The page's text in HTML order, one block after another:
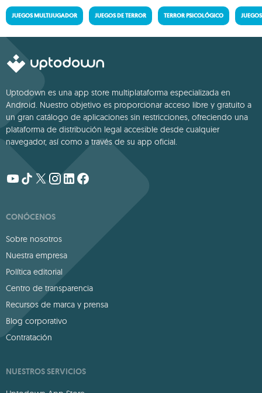
JUEGOS MULTIJUGADOR JUEGOS DE TERROR TERROR PSICOLÓGICO
Uptodown es una app store multiplataforma especializada en
Android. Nuestro objetivo es proporcionar acceso libre y gratuito a
un gran catálogo de aplicaciones sin restricciones, ofreciendo una
plataforma de distribución legal accesible desde cualquier
navegador, así como a través de su app oficial.
CONÓCENOS
Sobre nosotros
Nuestra empresa
Política editorial
Centro de transparencia
Recursos de marca y prensa
Blog corporativo
Contratación
NUESTROS SERVICIOS